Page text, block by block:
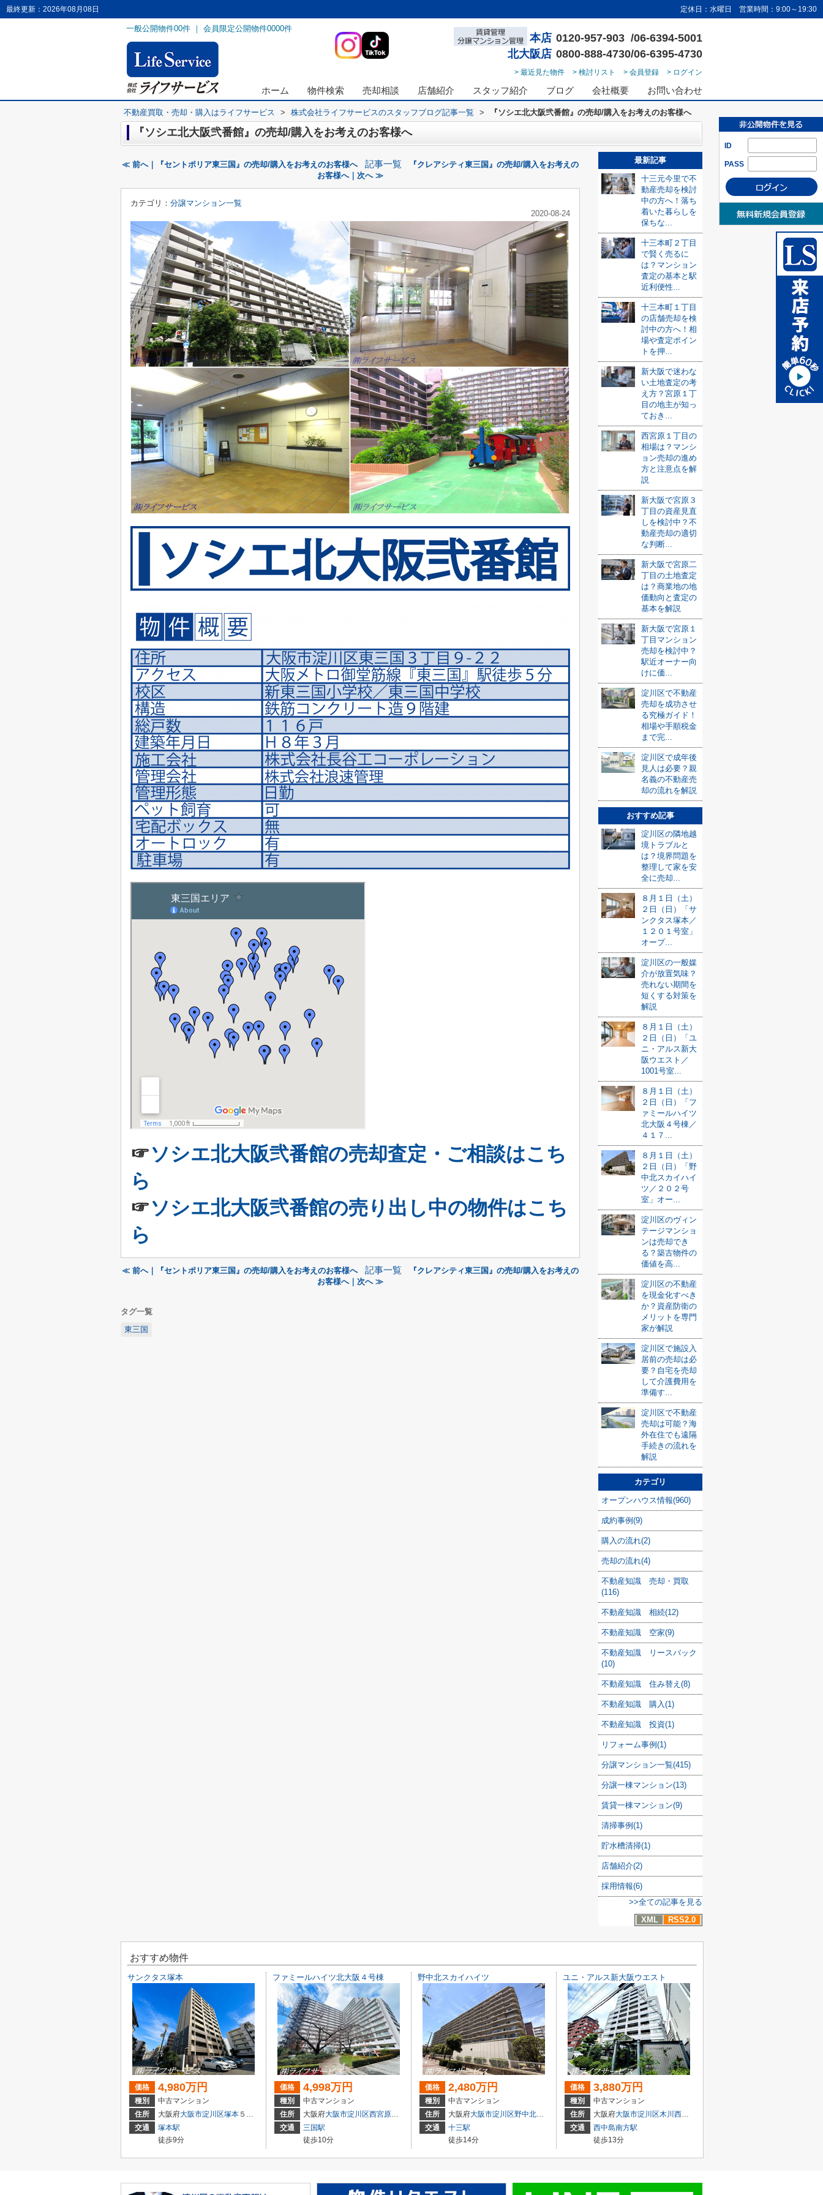
最終更新：2026年08月08日 定休日：水曜日 営業時間：9:00～19:30
一般公開物件00件 ｜ 会員限定公開物件0000件
本店 0120-957-903 /06-6394-5001
北大阪店 0800-888-4730/06-6395-4730
> 最近見た物件 > 検討リスト > 会員登録 > ログイン
ホーム 物件検索 売却相談 店舗紹介 スタッフ紹介 ブログ 会社概要 お問い合わせ
ID
PASS
不動産買取・売却・購入はライフサービス > 株式会社ライフサービスのスタッフブログ記事一覧 > 『ソシエ北大阪弐番館』の売却/購入をお考えのお客様へ
『ソシエ北大阪弐番館』の売却/購入をお考えのお客様へ
≪ 前へ｜『セントポリア東三国』の売却/購入をお考えのお客様へ 記事一覧
『クレアシティ東三国』の売却/購入をお考えの
お客様へ｜次へ ≫
カテゴリ： 分譲マンション一覧
2020-08-24
☞ソシエ北大阪弐番館の売却査定・ご相談はこち
ら
☞ソシエ北大阪弐番館の売り出し中の物件はこち
ら
≪ 前へ｜『セントポリア東三国』の売却/購入をお考えのお客様へ 記事一覧
『クレアシティ東三国』の売却/購入をお考えの
お客様へ｜次へ ≫
タグ一覧
東三国
最新記事
十三元今里で不
動産売却を検討
中の方へ！落ち
着いた暮らしを
保ちな...
十三本町２丁目
で賢く売るに
は？マンション
査定の基本と駅
近利便性...
十三本町１丁目
の店舗売却を検
討中の方へ！相
場や査定ポイン
トを押...
新大阪で迷わな
い土地査定の考
え方？宮原１丁
目の地主が知っ
ておき...
西宮原１丁目の
相場は？マンシ
ョン売却の進め
方と注意点を解
説
新大阪で宮原３
丁目の資産見直
しを検討中？不
動産売却の適切
な判断...
新大阪で宮原二
丁目の土地査定
は？商業地の地
価動向と査定の
基本を解説
新大阪で宮原１
丁目マンション
売却を検討中？
駅近オーナー向
けに価...
淀川区で不動産
売却を成功させ
る究極ガイド！
相場や手順税金
まで完...
淀川区で成年後
見人は必要？親
名義の不動産売
却の流れを解説
おすすめ記事
淀川区の隣地越
境トラブルと
は？境界問題を
整理して家を安
全に売却...
８月１日（土）
２日（日）「サ
ンクタス塚本／
１２０１号室」
オープ...
淀川区の一般媒
介が放置気味？
売れない期間を
短くする対策を
解説
８月１日（土）
２日（日）「ユ
ニ・アルス新大
阪ウエスト／
1001号室...
８月１日（土）
２日（日）「フ
ァミールハイツ
北大阪４号棟／
４１７...
８月１日（土）
２日（日）「野
中北スカイハイ
ツ／２０２号
室」オー...
淀川区のヴィン
テージマンショ
ンは売却でき
る？築古物件の
価値を高...
淀川区の不動産
を現金化すべき
か？資産防衛の
メリットを専門
家が解説
淀川区で施設入
居前の売却は必
要？自宅を売却
して介護費用を
準備す...
淀川区で不動産
売却は可能？海
外在住でも遠隔
手続きの流れを
解説
カテゴリ
オープンハウス情報(960)
成約事例(9)
購入の流れ(2)
売却の流れ(4)
不動産知識 売却・買取
(116)
不動産知識 相続(12)
不動産知識 空家(9)
不動産知識 リースバック
(10)
不動産知識 住み替え(8)
不動産知識 購入(1)
不動産知識 投資(1)
リフォーム事例(1)
分譲マンション一覧(415)
分譲一棟マンション(13)
賃貸一棟マンション(9)
清掃事例(1)
貯水槽清掃(1)
店舗紹介(2)
採用情報(6)
>>全ての記事を見る
XML
RSS2.0
おすすめ物件
サンクタス塚本
価格 4,980万円
種別
中古マンション
住所
大阪府大阪市淀川区塚本 ５丁目3-22
交通
塚本駅
徒歩9分
ファミールハイツ北大阪４号棟
価格 4,998万円
種別
中古マンション
住所
大阪府大阪市淀川区西宮原３丁目3-4
交通
三国駅
徒歩10分
野中北スカイハイツ
価格 2,480万円
種別
中古マンション
住所
大阪府大阪市淀川区野中北２丁目3-5
交通
十三駅
徒歩14分
ユニ・アルス新大阪ウエスト
価格 3,880万円
種別
中古マンション
住所
大阪府大阪市淀川区木川西４丁目1-14
交通
西中島南方駅
徒歩13分